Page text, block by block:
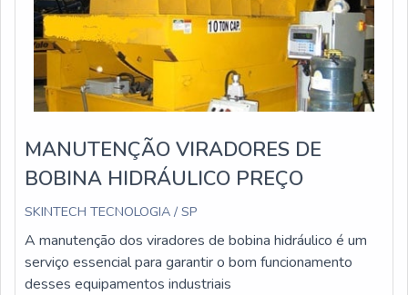
MANUTENÇÃO VIRADORES DE
BOBINA HIDRÁULICO PREÇO
SKINTECH TECNOLOGIA / SP
A manutenção dos viradores de bobina hidráulico é um
serviço essencial para garantir o bom funcionamento
desses equipamentos industriais